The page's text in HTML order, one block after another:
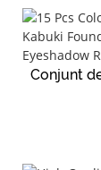
Conjunt